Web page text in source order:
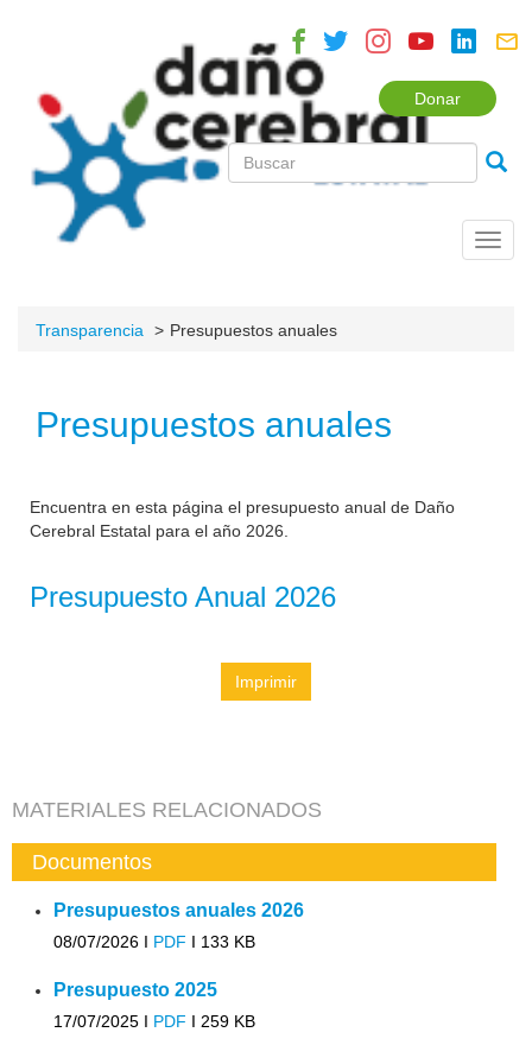
Donar
Transparencia Presupuestos anuales
Presupuestos anuales
Encuentra en esta página el presupuesto anual de Daño
Cerebral Estatal para el año 2026.
Presupuesto Anual 2026
Imprimir
MATERIALES RELACIONADOS
Documentos
Presupuestos anuales 2026
08/07/2026 I PDF I 133 KB
Presupuesto 2025
17/07/2025 I PDF I 259 KB